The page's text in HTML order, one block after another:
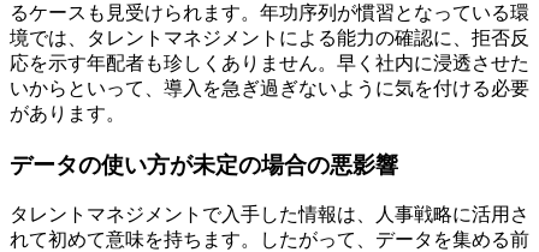
るケースも見受けられます。年功序列が慣習となっている環
境では、タレントマネジメントによる能力の確認に、拒否反
応を示す年配者も珍しくありません。早く社内に浸透させた
いからといって、導入を急ぎ過ぎないように気を付ける必要
があります。
データの使い方が未定の場合の悪影響
タレントマネジメントで入手した情報は、人事戦略に活用さ
れて初めて意味を持ちます。したがって、データを集める前